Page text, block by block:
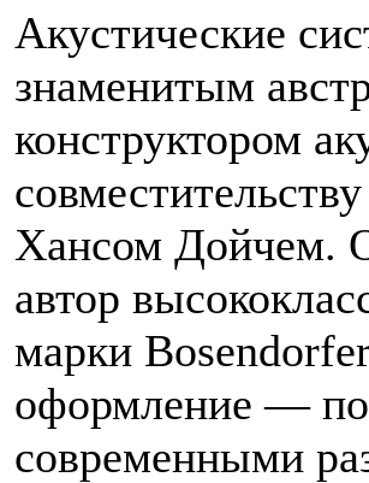
Акустические
знаменитым
конструктором
Хансом Дойчем.
автор
марки
оформление —
современными